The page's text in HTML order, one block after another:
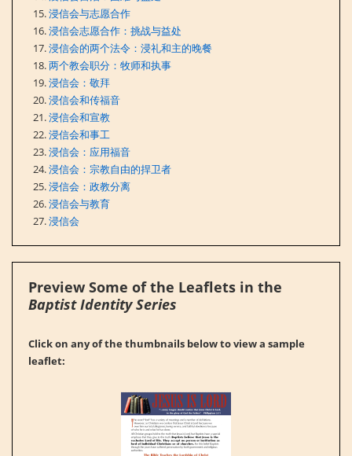
浸信会与志愿合作
浸信会志愿合作：挑战与益处
浸信会的两个法令：浸礼和主的晚餐
两个教会职分：牧师和执事
浸信会：敬拜
浸信会和传福音
浸信会和宣教
浸信会和事工
浸信会：应用福音
浸信会：宗教自由的捍卫者
浸信会：政教分离
浸信会与教育
浸信会
Preview Some of the Leaflets in the
Baptist Identity Series
Click on any of the thumbnails below to view a sample
leaflet: